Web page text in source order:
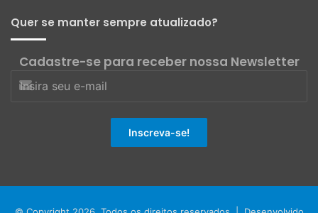
Quer se manter sempre atualizado?
Cadastre-se para receber nossa Newsletter